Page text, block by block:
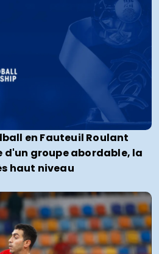
en Fauteuil Roulant
d'un groupe abordable, la
haut niveau